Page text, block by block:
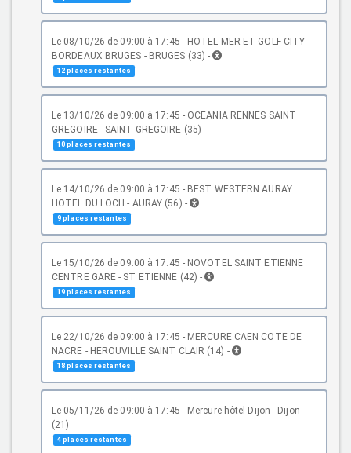
le 08/10/26 de 09:00 à 17:45 - HOTEL MER ET GOLF CITY
BORDEAUX BRUGES - BRUGES (33) -
12 places restantes
le 13/10/26 de 09:00 à 17:45 - OCEANIA RENNES SAINT
GREGOIRE - SAINT GREGOIRE (35)
10 places restantes
le 14/10/26 de 09:00 à 17:45 - BEST WESTERN AURAY
HOTEL DU LOCH - AURAY (56) -
9 places restantes
le 15/10/26 de 09:00 à 17:45 - NOVOTEL SAINT ETIENNE
CENTRE GARE - ST ETIENNE (42) -
19 places restantes
le 22/10/26 de 09:00 à 17:45 - MERCURE CAEN COTE DE
NACRE - HEROUVILLE SAINT CLAIR (14) -
18 places restantes
le 05/11/26 de 09:00 à 17:45 - Mercure hôtel Dijon - Dijon
(21)
4 places restantes